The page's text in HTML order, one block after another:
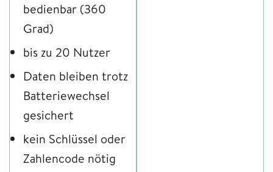
bedienbar (360
Grad)
bis zu 20 Nutzer
Daten bleiben trotz
Batteriewechsel
gesichert
kein Schlüssel oder
Zahlencode nötig